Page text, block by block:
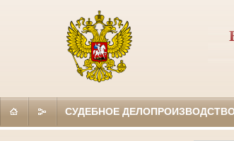
СУДЕБНОЕ